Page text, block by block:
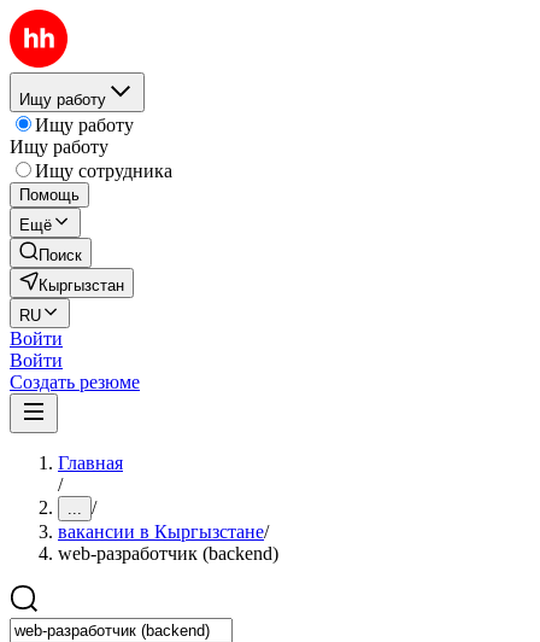
Ищу работу
Ищу работу
Ищу работу
Ищу сотрудника
Помощь
Ещё
Поиск
Кыргызстан
RU
Войти
Войти
Создать резюме
Главная
/
... /
вакансии в Кыргызстане/
web-разработчик (backend)